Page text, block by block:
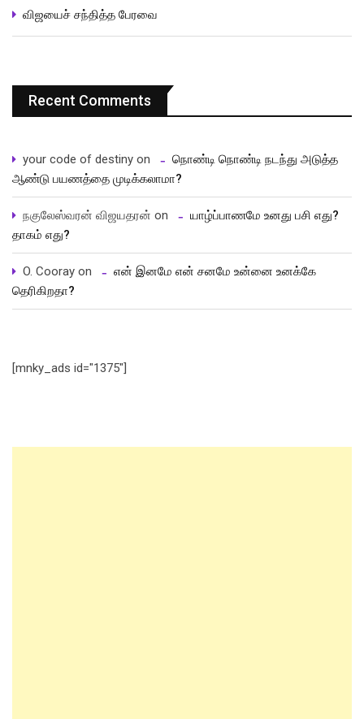
விஜயைச் சந்தித்த பேரவை
Recent Comments
your code of destiny on
நொண்டி நொண்டி நடந்து அடுத்த
ஆண்டு பயணத்தை முடிக்கலாமா?
நகுலேஸ்வரன் விஜயதரன் on
யாழ்ப்பாணமே உனது பசி எது?
தாகம் எது?
O. Cooray on
என் இனமே என் சனமே உன்னை உனக்கே
தெரிகிறதா?
[mnky_ads id="1375"]